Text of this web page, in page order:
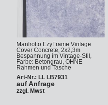
Manfrotto EzyFrame Vintage
Cover Concrete, 2x2,3m
Bespannung im Vintage-Stil,
Farbe: Betongrau, OHNE
Rahmen und Tasche
Art-Nr.: LL LB7931
auf Anfrage
zzgl. Mwst